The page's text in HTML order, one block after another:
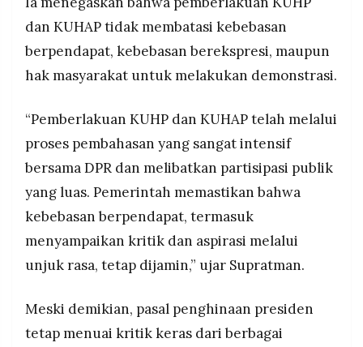
dan KUHAP tidak membatasi kebebasan
berpendapat, kebebasan berekspresi, maupun
hak masyarakat untuk melakukan demonstrasi.
“Pemberlakuan KUHP dan KUHAP telah melalui
proses pembahasan yang sangat intensif
bersama DPR dan melibatkan partisipasi publik
yang luas. Pemerintah memastikan bahwa
kebebasan berpendapat, termasuk
menyampaikan kritik dan aspirasi melalui
unjuk rasa, tetap dijamin,” ujar Supratman.
Meski demikian, pasal penghinaan presiden
tetap menuai kritik keras dari berbagai